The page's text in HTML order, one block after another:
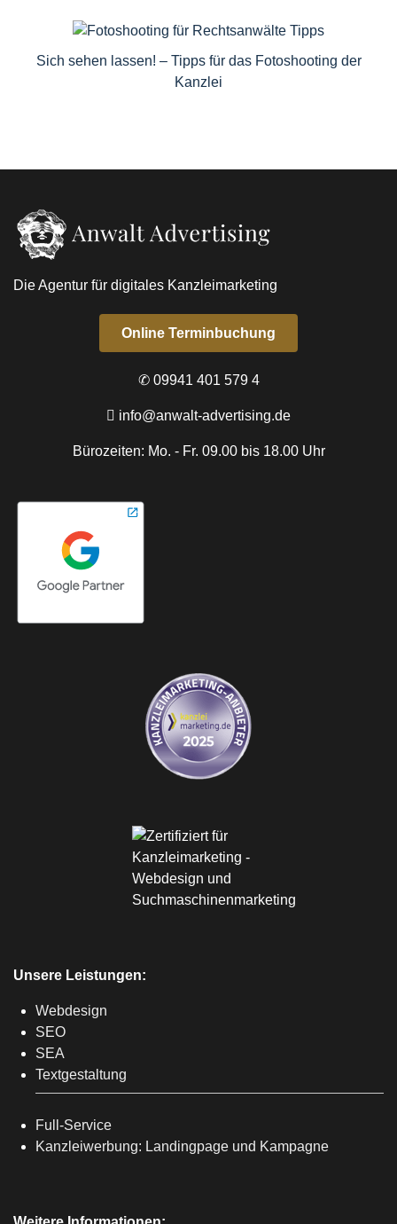
Sich sehen lassen! – Tipps für das Fotoshooting der
Kanzlei
Die Agentur für digitales Kanzleimarketing
Online Terminbuchung
✆ 09941 401 579 4
info@anwalt-advertising.de
Bürozeiten: Mo. - Fr. 09.00 bis 18.00 Uhr
Unsere Leistungen:
Webdesign
SEO
SEA
Textgestaltung
Full-Service
Kanzleiwerbung: Landingpage und Kampagne